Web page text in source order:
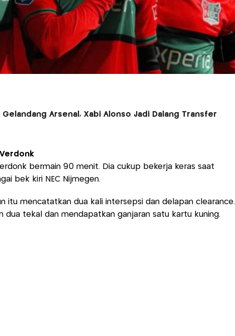
Gelandang Arsenal, Xabi Alonso Jadi Dalang Transfer
bermain 90 menit. Dia cukup bekerja keras saat
bek kiri NEC Nijmegen.
itu mencatatkan dua kali intersepsi dan delapan clearance.
dua tekal dan mendapatkan ganjaran satu kartu kuning.